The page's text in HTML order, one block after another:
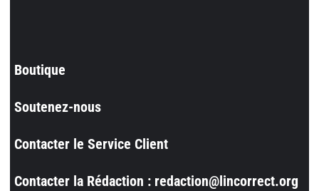
Boutique
Soutenez-nous
Contacter le Service Client
Contacter la Rédaction : redaction@lincorrect.org